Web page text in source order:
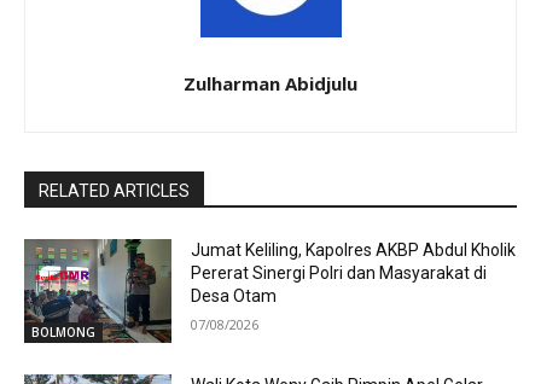
Zulharman Abidjulu
RELATED ARTICLES
BOLMONG
Jumat Keliling, Kapolres AKBP Abdul Kholik
Pererat Sinergi Polri dan Masyarakat di
Desa Otam
07/08/2026